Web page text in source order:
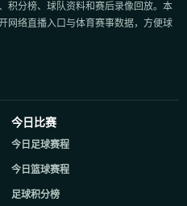
积分榜、球队资料和赛后录像回放。本
网络直播入口与体育赛事数据，方便球
今日比赛
今日足球赛程
今日篮球赛程
足球积分榜